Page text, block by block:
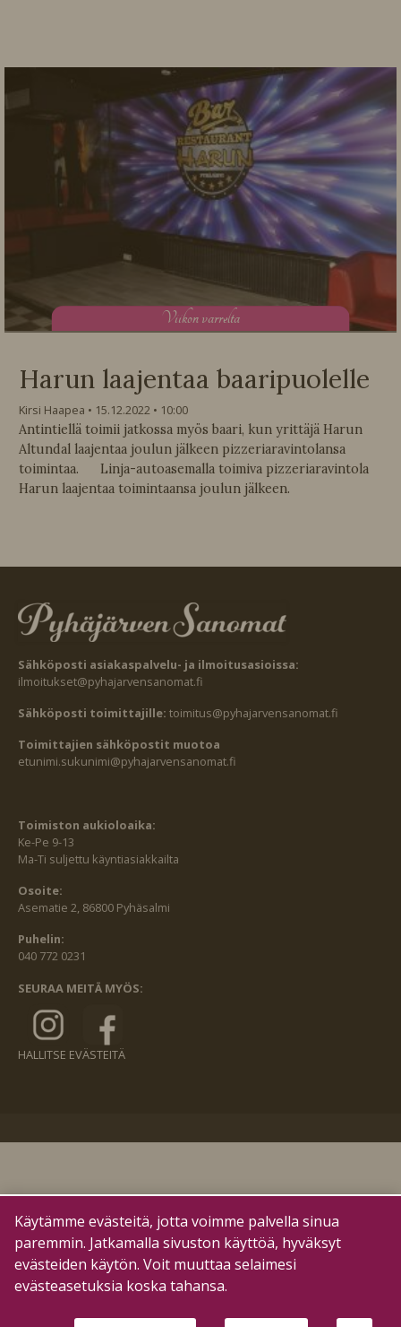
Viikon varrelta
Harun laajentaa baaripuolelle
Kirsi Haapea 15.12.2022
10:00
Antintiellä toimii jatkossa myös baari, kun yrittäjä Harun
Altundal laajentaa joulun jälkeen pizzeriaravintolansa
toimintaa. Linja-autoasemalla toimiva pizzeriaravintola
Harun laajentaa toimintaansa joulun jälkeen.
Sähköposti asiakaspalvelu- ja ilmoitusasioissa:
ilmoitukset@pyhajarvensanomat.fi
Sähköposti toimittajille: toimitus@pyhajarvensanomat.fi
Toimittajien sähköpostit muotoa
etunimi.sukunimi@pyhajarvensanomat.fi
Toimiston aukioloaika:
Ke-Pe 9-13
Ma-Ti suljettu käyntiasiakkailta
Osoite:
Asematie 2, 86800 Pyhäsalmi
Puhelin:
040 772 0231
SEURAA MEITÄ MYÖS:
HALLITSE EVÄSTEITÄ
Käytämme evästeitä, jotta voimme palvella sinua
paremmin. Jatkamalla sivuston käyttöä, hyväksyt
evästeiden käytön. Voit muuttaa selaimesi
evästeasetuksia koska tahansa.